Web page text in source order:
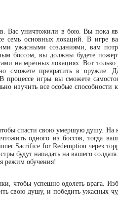
Вас уничтожили в бою. Вы пока
семь основных локаций. В игре
ужасными созданиями, вам
боссом, вы должны будете
на мрачных локациях. Вот только
сможете превратить в оружие.
процессе игры вы сможете
изучить все особые способности
спасти свою умершую душу. На
одного из боссов, тогда
Sacrifice for Redemption через
будут нападать на вашего солдата.
режим обучения!
чтобы успешно одолеть врага.
свою душу, и победить ужасных